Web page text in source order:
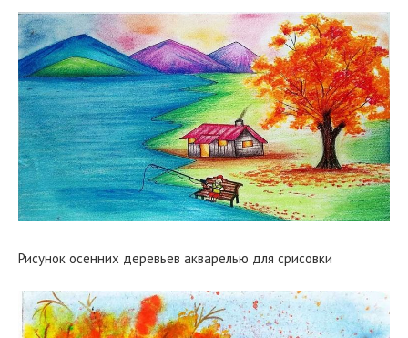
Рисунок осенних деревьев акварелью для срисовки